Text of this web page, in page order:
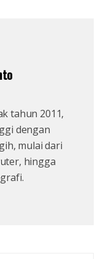
tahun 2011,
dengan
mulai dari
hingga